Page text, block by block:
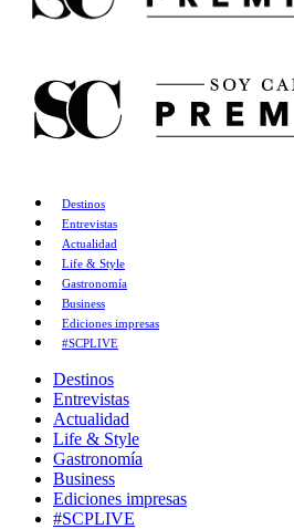
Destinos
Entrevistas
Actualidad
Life & Style
Gastronomía
Business
Ediciones impresas
#SCPLIVE
Destinos
Entrevistas
Actualidad
Life & Style
Gastronomía
Business
Ediciones impresas
#SCPLIVE